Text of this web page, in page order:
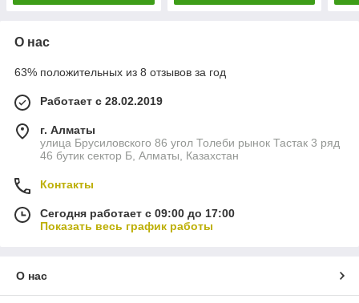
О нас
63% положительных из 8 отзывов за год
Работает с 28.02.2019
г. Алматы
улица Брусиловского 86 угол Толеби рынок Тастак 3 ряд
46 бутик сектор Б, Алматы, Казахстан
Контакты
Сегодня работает с 09:00 до 17:00
Показать весь график работы
О нас